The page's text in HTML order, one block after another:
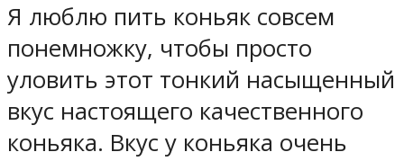
Я люблю пить коньяк совсем
понемножку, чтобы просто
уловить этот тонкий насыщенный
вкус настоящего качественного
коньяка. Вкус у коньяка очень